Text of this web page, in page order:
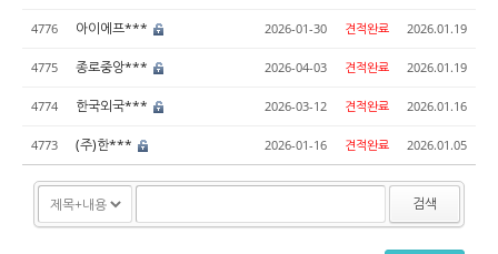
4776 아이에프*** 2026-01-30 견적완료 2026.01.19
4775 종로중앙*** 2026-04-03 견적완료 2026.01.19
4774 한국외국*** 2026-03-12 견적완료 2026.01.16
4773 (주)한*** 2026-01-16 견적완료 2026.01.05
검색